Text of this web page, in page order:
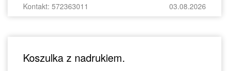
Kontakt: 572363011 03.08.2026
Koszulka z nadrukiem.